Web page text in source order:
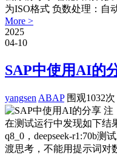
为ISO格式 负数处理：自
More >
2025
04-10
SAP中使用AI的
yangsen ABAP围观1032次
注
在测试运行中发现如下结
q8_0，deepseek-r1:70b
渡思考，不能用提示词对